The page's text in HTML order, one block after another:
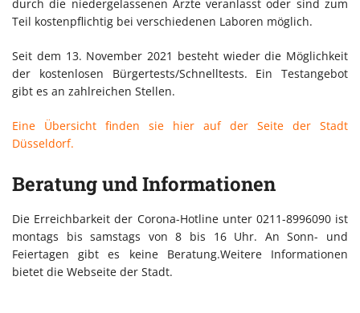
durch die niedergelassenen Ärzte veranlasst oder sind zum
Teil kostenpflichtig bei verschiedenen Laboren möglich.
Seit dem 13. November 2021 besteht wieder die Möglichkeit
der kostenlosen Bürgertests/Schnelltests. Ein Testangebot
gibt es an zahlreichen Stellen.
Eine Übersicht finden sie hier auf der Seite der Stadt
Düsseldorf.
Beratung und Informationen
Die Erreichbarkeit der Corona-Hotline unter 0211-8996090 ist
montags bis samstags von 8 bis 16 Uhr. An Sonn- und
Feiertagen gibt es keine Beratung.Weitere Informationen
bietet die Webseite der Stadt.